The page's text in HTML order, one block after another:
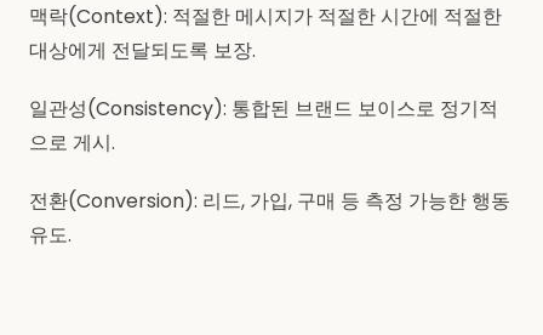
맥락(Context): 적절한 메시지가 적절한 시간에 적절한
대상에게 전달되도록 보장.
일관성(Consistency): 통합된 브랜드 보이스로 정기적
으로 게시.
전환(Conversion): 리드, 가입, 구매 등 측정 가능한 행동
유도.